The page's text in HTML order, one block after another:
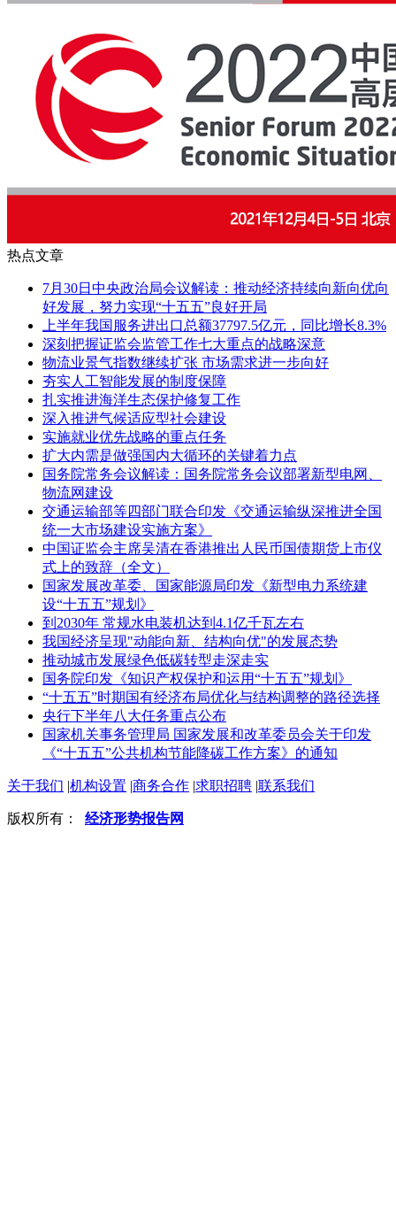
热点文章
7月30日中央政治局会议解读：推动经济持续向新向优向
好发展，努力实现“十五五”良好开局
上半年我国服务进出口总额37797.5亿元，同比增长8.3%
深刻把握证监会监管工作七大重点的战略深意
物流业景气指数继续扩张 市场需求进一步向好
夯实人工智能发展的制度保障
扎实推进海洋生态保护修复工作
深入推进气候适应型社会建设
实施就业优先战略的重点任务
扩大内需是做强国内大循环的关键着力点
国务院常务会议解读：国务院常务会议部署新型电网、
物流网建设
交通运输部等四部门联合印发《交通运输纵深推进全国
统一大市场建设实施方案》
中国证监会主席吴清在香港推出人民币国债期货上市仪
式上的致辞（全文）
国家发展改革委、国家能源局印发《新型电力系统建
设“十五五”规划》
到2030年 常规水电装机达到4.1亿千瓦左右
我国经济呈现"动能向新、结构向优"的发展态势
推动城市发展绿色低碳转型走深走实
国务院印发《知识产权保护和运用“十五五”规划》
“十五五”时期国有经济布局优化与结构调整的路径选择
央行下半年八大任务重点公布
国家机关事务管理局 国家发展和改革委员会关于印发
《“十五五”公共机构节能降碳工作方案》的通知
关于我们 |机构设置 |商务合作 |求职招聘 |联系我们
版权所有： 经济形势报告网